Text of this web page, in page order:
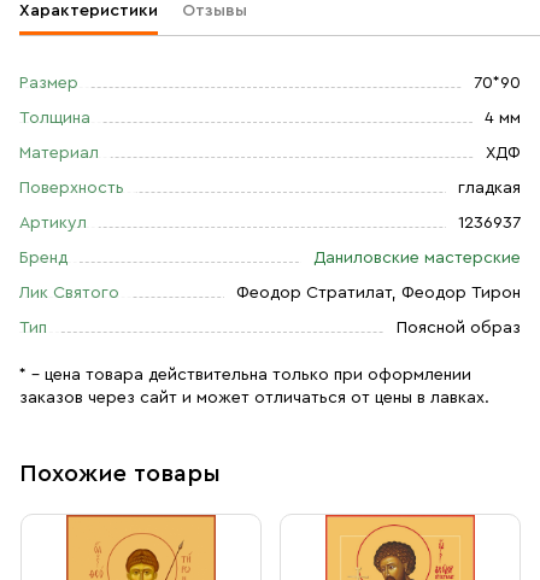
Характеристики Отзывы
Размер 70*90
Толщина 4 мм
Материал ХДФ
Поверхность гладкая
Артикул 1236937
Бренд Даниловские мастерские
Лик Святого Феодор Стратилат, Феодор Тирон
Тип Поясной образ
* – цена товара действительна только при оформлении
заказов через сайт и может отличаться от цены в лавках.
Похожие товары